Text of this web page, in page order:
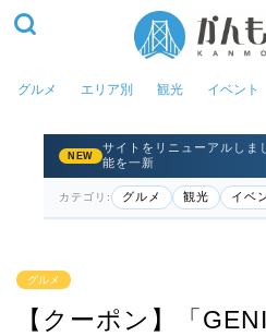
グルメ エリア別 観光 イベント
NEW
サイトをリニューアルしま
能を一新
カテゴリ: グルメ 観光 イベ
グルメ
【クーポン】「